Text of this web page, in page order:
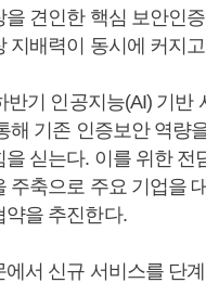
을 견인한 핵심 보안인
지배력이 동시에 커지
반기 인공지능(AI) 기반
해 기존 인증보안 역량
을 싣는다. 이를 위한 전
주축으로 주요 기업을
약을 추진한다.
에서 신규 서비스를 단